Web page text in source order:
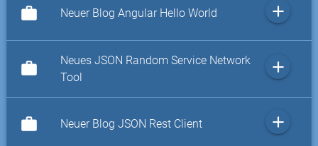
work Neuer Blog Angular Hello World add
work
Neues JSON Random Service Network
Tool
add
work Neuer Blog JSON Rest Client add